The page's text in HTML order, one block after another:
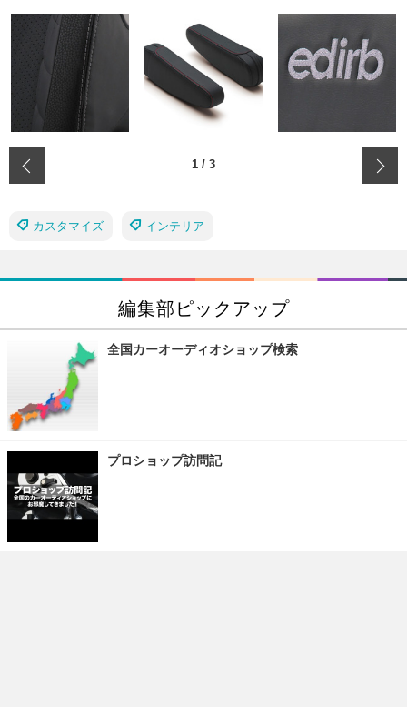
1 / 3
カスタマイズ インテリア
編集部ピックアップ
全国カーオーディオショップ検索
プロショップ訪問記